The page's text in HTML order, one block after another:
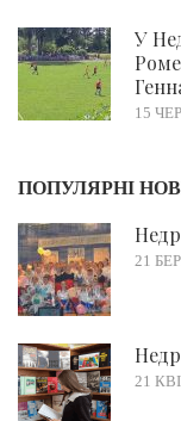
У
15
ПОПУЛЯРНІ
21
21